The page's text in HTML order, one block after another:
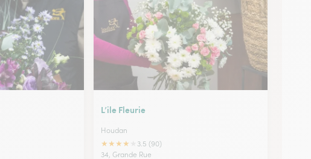
L’ile Fleurie
Houdan
★★★★
3.5 (90)
34, Grande Rue